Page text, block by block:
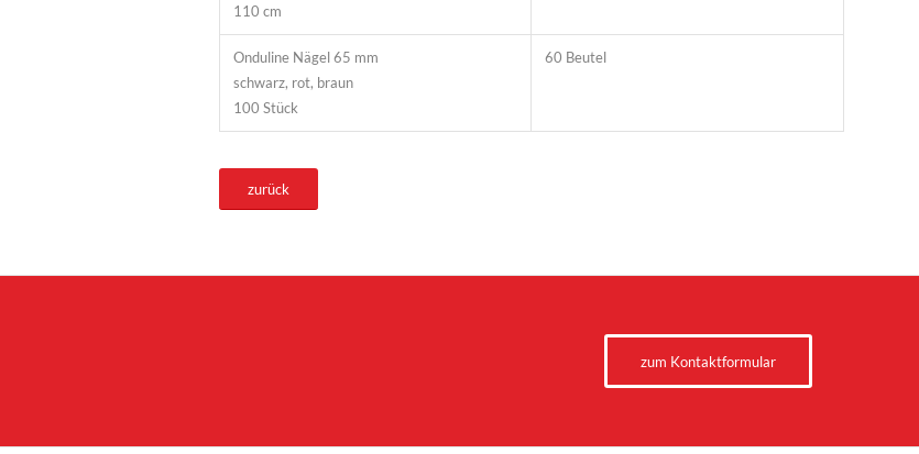
110 cm
Onduline Nägel 65 mm
schwarz, rot, braun
100 Stück
60 Beutel
zurück
zum Kontaktformular